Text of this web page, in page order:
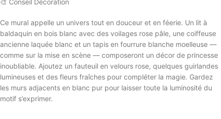
Ce mural appelle un univers tout en douceur et en féerie. Un lit à
baldaquin en bois blanc avec des voilages rose pâle, une coiffeuse
ancienne laquée blanc et un tapis en fourrure blanche moelleuse —
comme sur la mise en scène — composeront un décor de princesse
inoubliable. Ajoutez un fauteuil en velours rose, quelques guirlandes
lumineuses et des fleurs fraîches pour compléter la magie. Gardez
les murs adjacents en blanc pur pour laisser toute la luminosité du
motif s’exprimer.